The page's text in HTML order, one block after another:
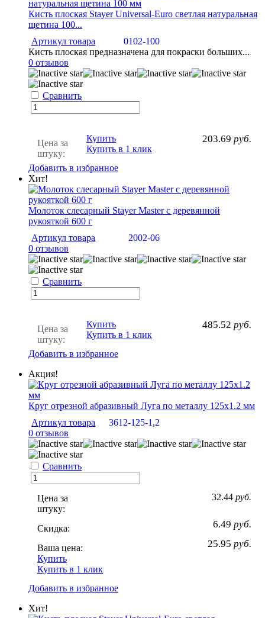
Кисть плоская Stayer Universal-Euro светлая натуральная
щетина 100...
Артикул товара
0102-100
Кисть плоская предназначена для покраски больших...
0 отзывов
Сравнить
Цена за
штуку:
203.69 руб.
Купить
Купить в 1 клик
Добавить в избранное
Хит!
Молоток слесарный Stayer Master с деревянной
рукояткой 600 г
Артикул товара
2002-06
0 отзывов
Сравнить
Цена за
штуку:
485.52 руб.
Купить
Купить в 1 клик
Добавить в избранное
Акция!
Круг отрезной абразивный Луга по металлу 125х1.2 мм
Артикул товара
3612-125-1,2
0 отзывов
Сравнить
Цена за
штуку:
32.44 руб.
Скидка: 6.49 руб.
Ваша цена: 25.95 руб.
Купить
Купить в 1 клик
Добавить в избранное
Хит!